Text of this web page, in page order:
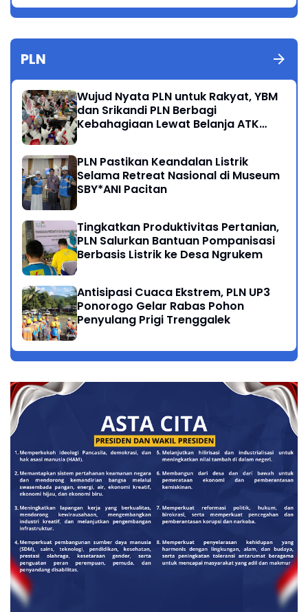
PLN
Wujud Nyata PLN untuk Rakyat, YBM
dan Srikandi PLN Berbagi
Kebahagiaan Lewat Belanja ATK
PLN Pastikan Keandalan Listrik
Selama Retreat Nasional di Museum
SBY*ANI Pacitan
Tingkatkan Produktivitas Pertanian,
PLN Salurkan Bantuan Pompanisasi
Berbasis Listrik ke Desa Ngrukem
Antisipasi Cuaca Ekstrem, PLN UP3
Ponorogo Gelar Rabas Pohon
Penyulang Prigi Trenggalek